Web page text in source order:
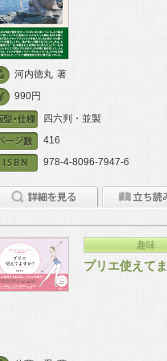
河内徳丸 著
990円
四六判・並製
416
978-4-8096-7947-6
趣味
プリエ使えて